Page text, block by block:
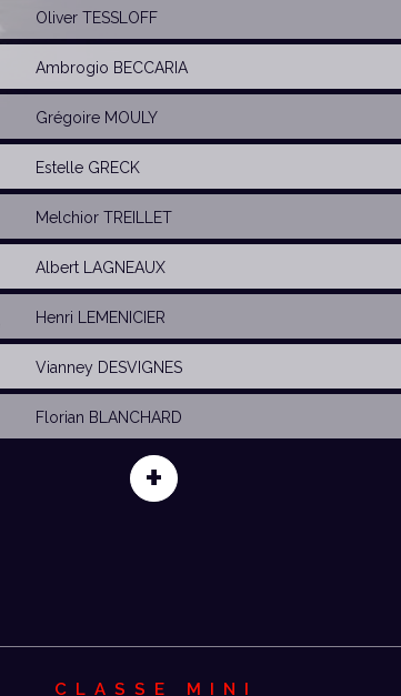
Oliver TESSLOFF
Ambrogio BECCARIA
Grégoire MOULY
Estelle GRECK
Melchior TREILLET
Albert LAGNEAUX
Henri LEMENICIER
Vianney DESVIGNES
Florian BLANCHARD
+
CLASSE MINI